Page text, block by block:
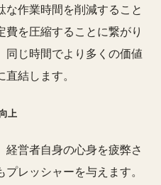
な作業時間を削減すること
費を圧縮することに繋がり
同じ時間でより多くの価値
結します。
上
経営者自身の心身を疲弊さ
レッシャーを与えます。